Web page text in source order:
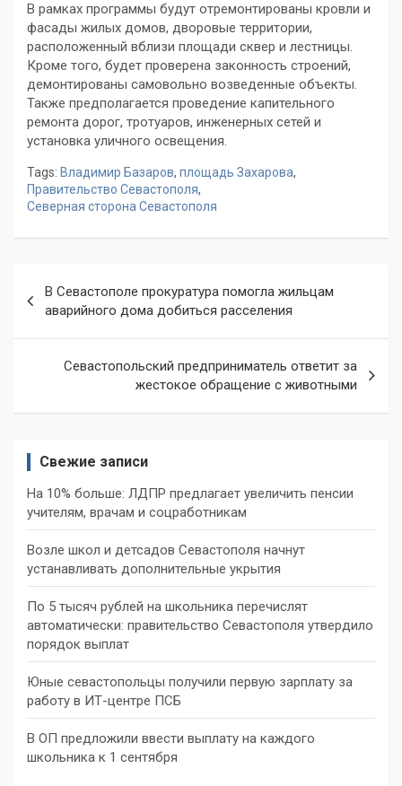
В рамках программы будут отремонтированы кровли и
фасады жилых домов, дворовые территории,
расположенный вблизи площади сквер и лестницы.
Кроме того, будет проверена законность строений,
демонтированы самовольно возведенные объекты.
Также предполагается проведение капительного
ремонта дорог, тротуаров, инженерных сетей и
установка уличного освещения.
Tags: Владимир Базаров, площадь Захарова,
Правительство Севастополя,
Северная сторона Севастополя
по
записям
В Севастополе прокуратура помогла жильцам
аварийного дома добиться расселения
Севастопольский предприниматель ответит за
жестокое обращение с животными
Свежие записи
На 10% больше: ЛДПР предлагает увеличить пенсии
учителям, врачам и соцработникам
Возле школ и детсадов Севастополя начнут
устанавливать дополнительные укрытия
По 5 тысяч рублей на школьника перечислят
автоматически: правительство Севастополя утвердило
порядок выплат
Юные севастопольцы получили первую зарплату за
работу в ИТ-центре ПСБ
В ОП предложили ввести выплату на каждого
школьника к 1 сентября